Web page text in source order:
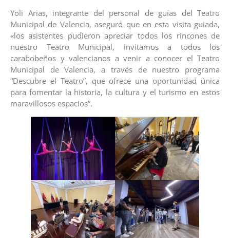
Yoli Arias, integrante del personal de guías del Teatro
Municipal de Valencia, aseguró que en esta visita guiada,
«los asistentes pudieron apreciar todos los rincones de
nuestro Teatro Municipal, invitamos a todos los
carabobeños y valencianos a venir a conocer el Teatro
Municipal de Valencia, a través de nuestro programa
“Descubre el Teatro”, que ofrece una oportunidad única
para fomentar la historia, la cultura y el turismo en estos
maravillosos espacios”.